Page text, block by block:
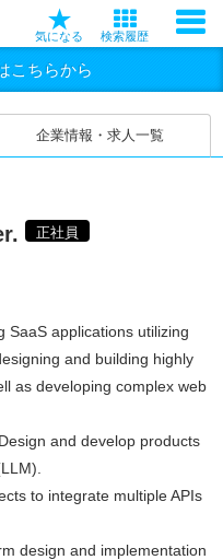
気になる 検索履歴
こちらから
企業情報・求人一覧
正社員
SaaS applications utilizing
and building highly
as developing complex web
and develop products
to integrate multiple APIs
design and implementation